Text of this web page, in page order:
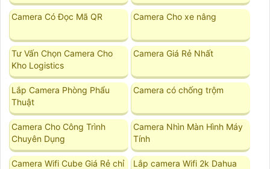
Camera Có Đọc Mã QR Camera Cho xe nâng
Tư Vấn Chọn Camera Cho
Kho Logistics
Camera Giá Rẻ Nhất
Lắp Camera Phòng Phẩu
Thuật
Camera có chống trộm
Camera Cho Công Trình
Chuyên Dụng
Camera Nhìn Màn Hình Máy
Tính
Camera Wifi Cube Giá Rẻ chỉ
Lắp camera Wifi 2k Dahua